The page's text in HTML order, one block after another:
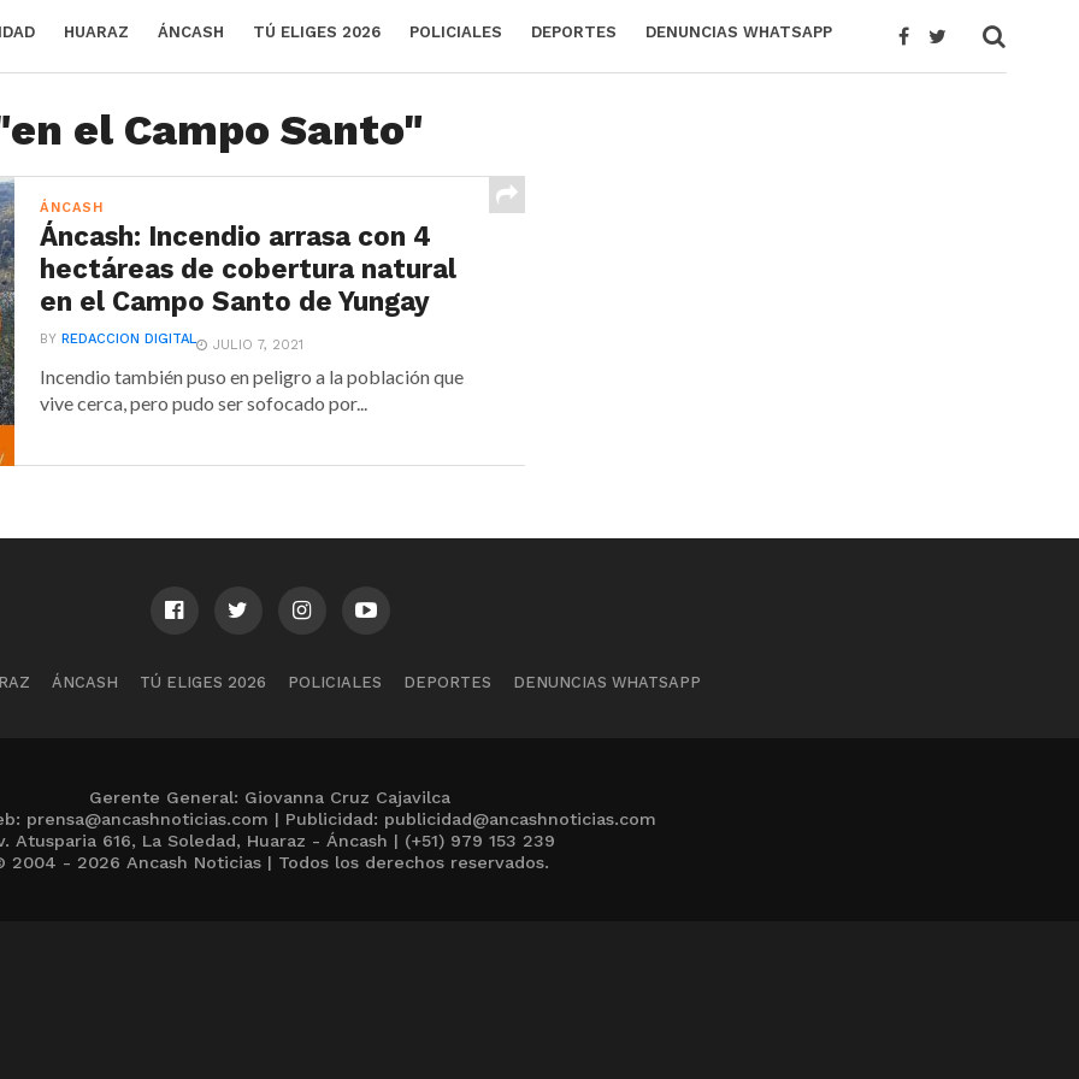
HUARAZ ÁNCASH TÚ ELIGES 2026 POLICIALES DEPORTES DENUNCIAS WHATSAPP
el Campo Santo"
ÁNCASH
Áncash: Incendio arrasa con 4
hectáreas de cobertura natural
en el Campo Santo de Yungay
BYREDACCION DIGITAL JULIO 7, 2021
Incendio también puso en peligro a la población que
vive cerca, pero pudo ser sofocado por...
ÁNCASH TÚ ELIGES 2026 POLICIALES DEPORTES DENUNCIAS WHATSAPP
Gerente General: Giovanna Cruz Cajavilca
prensa@ancashnoticias.com | Publicidad: publicidad@ancashnoticias.com
Atusparia 616, La Soledad, Huaraz - Áncash | (+51) 979 153 239
2004 - 2026 Ancash Noticias | Todos los derechos reservados.